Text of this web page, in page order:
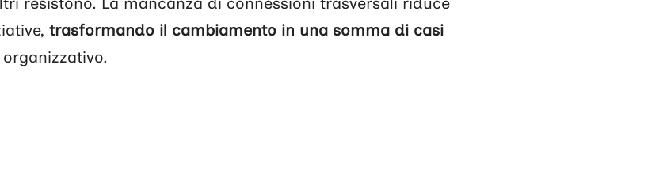
trasformando il cambiamento in una somma di casi